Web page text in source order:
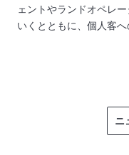
ェントやランドオペレ
いくとともに、個人客へ
ニ